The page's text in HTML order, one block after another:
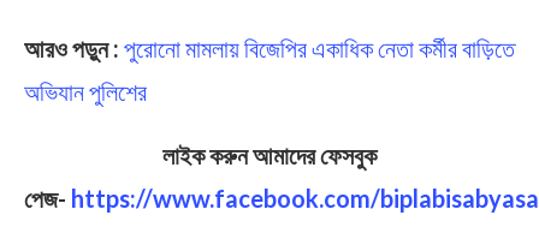
আরও পড়ুন : পুরোনো মামলায় বিজেপির একাধিক নেতা কর্মীর বাড়িতে
অভিযান পুলিশের
লাইক করুন আমাদের ফেসবুক
পেজ- https://www.facebook.com/